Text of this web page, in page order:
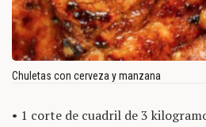
Chuletas con cerveza y manzana
• 1 corte de cuadril de 3